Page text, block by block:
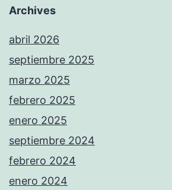
Archives
abril 2026
septiembre 2025
marzo 2025
febrero 2025
enero 2025
septiembre 2024
febrero 2024
enero 2024